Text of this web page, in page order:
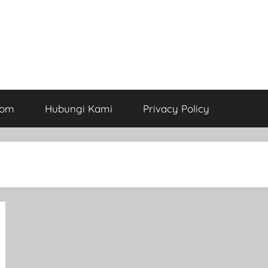
Hubungi Kami Privacy Policy